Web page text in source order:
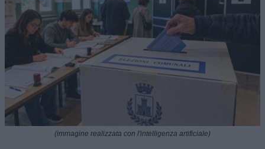
(immagine realizzata con l'intelligenza artificiale)